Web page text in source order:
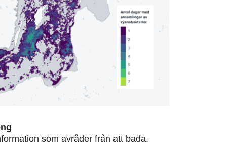
som avråder från att bada.